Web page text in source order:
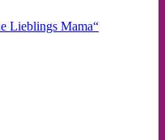
Lieblings Mama“